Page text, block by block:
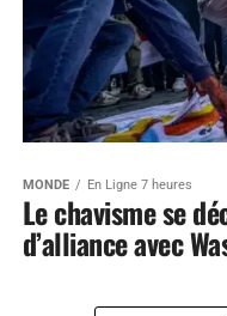
MONDE En Ligne 7 heures
Le chavisme se
d’alliance avec